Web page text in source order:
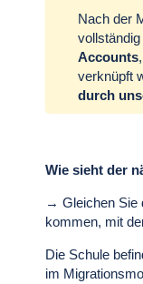
Nach der
Accounts
verknüpft
durch
Wie sieht der
→ Gleichen Sie
kommen, mit
Die Schule
im